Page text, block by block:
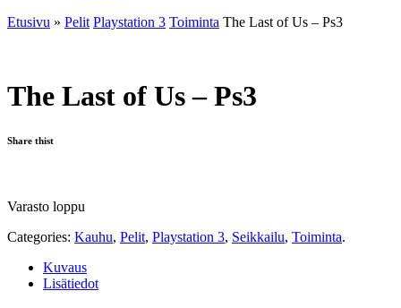
Etusivu » Pelit Playstation 3 Toiminta The Last of Us – Ps3
The Last of Us – Ps3
Share thist
Varasto loppu
Categories: Kauhu, Pelit, Playstation 3, Seikkailu, Toiminta.
Kuvaus
Lisätiedot